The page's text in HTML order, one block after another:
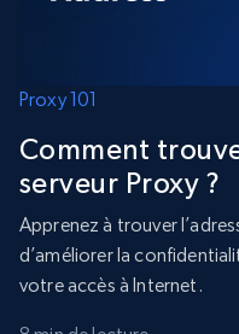
Proxy 101
Comment
serveur Proxy ?
Apprenez à trouver
d’améliorer la
votre accès à Internet.